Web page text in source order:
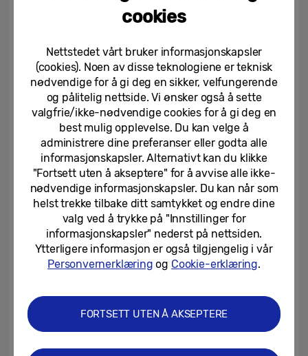
Samsungs andel i markedet for
premium-telefoner vokser i
Europa
08/04/2026
Samsung tar nettleseren sin
utover mobilen og utvider
agentisk AI på tvers av enheter
26/03/2026
Samsung lanserer Galaxy A57
5G og Galaxy A37 5G –
Funksjoner på høyt nivå til en...
25/03/2026
Hverdagens øyeblikk, enklere
med Galaxy AI
21/03/2026
cookies
Nettstedet vårt bruker informasjonskapsler
(cookies). Noen av disse teknologiene er teknisk
nødvendige for å gi deg en sikker, velfungerende
og pålitelig nettside. Vi ønsker også å sette
valgfrie/ikke-nødvendige cookies for å gi deg en
best mulig opplevelse. Du kan velge å
administrere dine preferanser eller godta alle
informasjonskapsler. Alternativt kan du klikke
"Fortsett uten å akseptere" for å avvise alle ikke-
nødvendige informasjonskapsler. Du kan når som
helst trekke tilbake ditt samtykket og endre dine
valg ved å trykke på "Innstillinger for
informasjonskapsler" nederst på nettsiden.
Ytterligere informasjon er også tilgjengelig i vår
Personvernerklæring og Cookie-erklæring.
FORTSETT UTEN Å AKSEPTERE